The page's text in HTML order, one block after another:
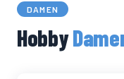
DAMEN
Hobby